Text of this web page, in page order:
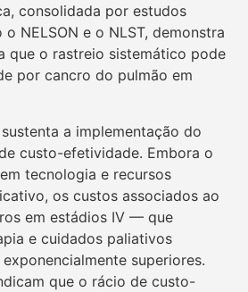
consolidada por estudos
NELSON e o NLST, demonstra
que o rastreio sistemático pode
por cancro do pulmão em
a implementação do
custo-efetividade. Embora o
tecnologia e recursos
os custos associados ao
em estádios IV — que
e cuidados paliativos
superiores.
que o rácio de custo-